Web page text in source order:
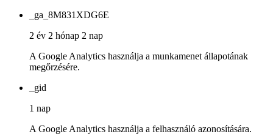
_ga_8M831XDG6E
2 év 2 hónap 2 nap
A Google Analytics használja a munkamenet állapotának
megőrzésére.
_gid
1 nap
A Google Analytics használja a felhasználó azonosítására.